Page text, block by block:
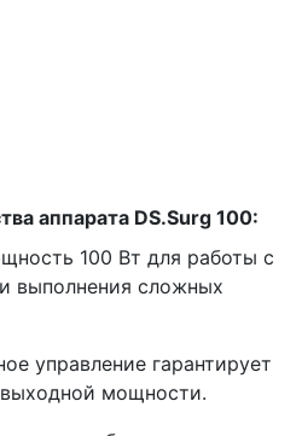
аппарата DS.Surg 100:
100 Вт для работы с
выполнения сложных
управление гарантирует
мощности.